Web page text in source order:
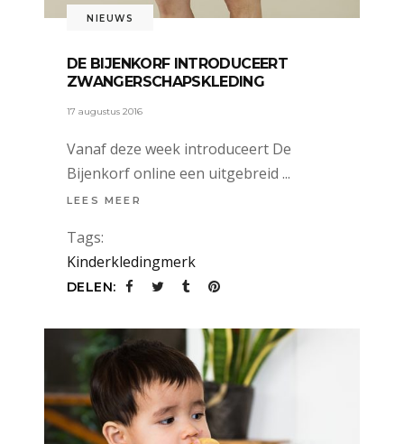
NIEUWS
DE BIJENKORF INTRODUCEERT
ZWANGERSCHAPSKLEDING
17 augustus 2016
Vanaf deze week introduceert De
Bijenkorf online een uitgebreid
LEES MEER
Tags:
Kinderkledingmerk
DELEN: